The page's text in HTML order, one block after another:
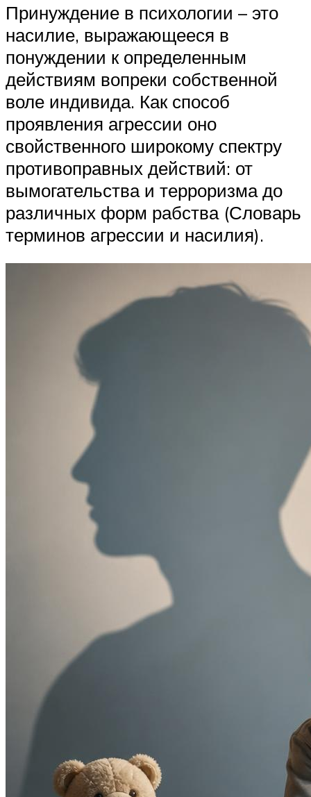
Принуждение в психологии – это
насилие, выражающееся в
понуждении к определенным
действиям вопреки собственной
воле индивида. Как способ
проявления агрессии оно
свойственного широкому спектру
противоправных действий: от
вымогательства и терроризма до
различных форм рабства (Словарь
терминов агрессии и насилия).